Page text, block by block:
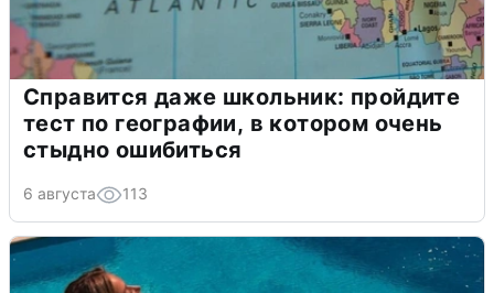
Справится даже школьник: пройдите
тест по географии, в котором очень
стыдно ошибиться
6 августа 113